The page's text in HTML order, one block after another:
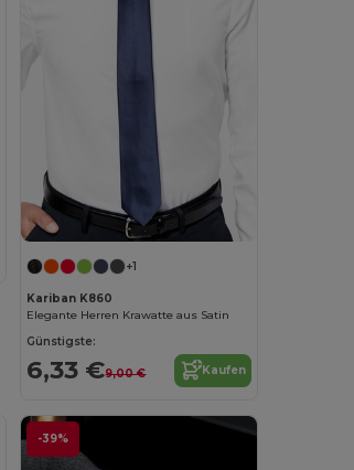
+1
Kariban K860
Elegante Herren Krawatte aus Satin
Günstigste:
6,33 €9,00 € Kaufen
-39%